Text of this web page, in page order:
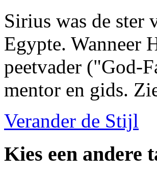
Sirius was de ster
Egypte. Wanneer
peetvader ("God-
mentor en gids.
Verander de Stijl
Kies een andere